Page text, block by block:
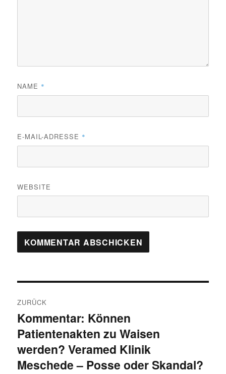
NAME *
E-MAIL-ADRESSE *
WEBSITE
ZURÜCK
Vorheriger
Beitrag:
Kommentar: Können
Patientenakten zu Waisen
werden? Veramed Klinik
Meschede – Posse oder Skandal?